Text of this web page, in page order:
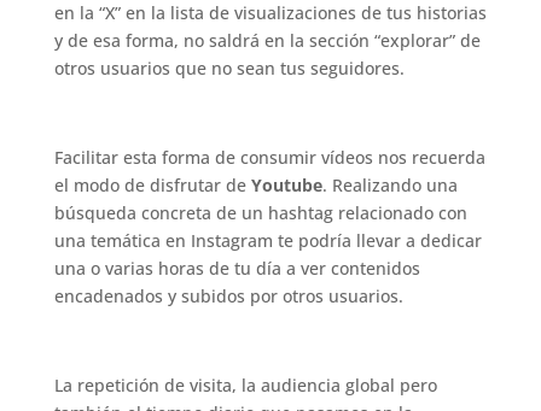
en la “X” en la lista de visualizaciones de tus historias
y de esa forma, no saldrá en la sección “explorar” de
otros usuarios que no sean tus seguidores.
Facilitar esta forma de consumir vídeos nos recuerda
el modo de disfrutar de Youtube. Realizando una
búsqueda concreta de un hashtag relacionado con
una temática en Instagram te podría llevar a dedicar
una o varias horas de tu día a ver contenidos
encadenados y subidos por otros usuarios.
La repetición de visita, la audiencia global pero